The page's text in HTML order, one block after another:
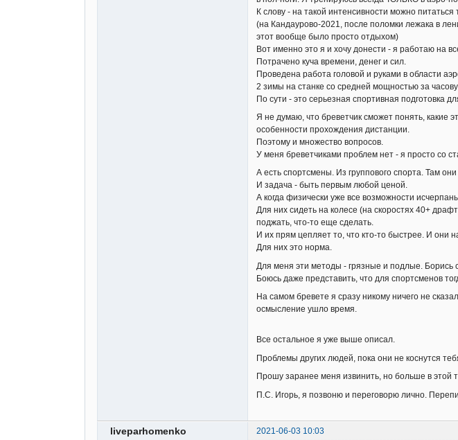
К слову - на такой интенсивности можно питаться
(на Кандаурово-2021, после поломки лежака в
этот вообще было просто отдыхом)
Вот именно это я и хочу донести - я работаю на
Потрачено куча времени, денег и сил.
Проведена работа головой и руками в области
2 зимы на станке со средней мощностью за
По сути - это серьезная спортивная подготовка
Я не думаю, что бреветчик сможет понять, какие
особенности прохождения дистанции.
Поэтому и множество вопросов.
У меня бреветчиками проблем нет - я просто со
А есть спортсмены. Из группового спорта. Там
И задача - быть первым любой ценой.
А когда физически уже все возможности
Для них сидеть на колесе (на скоростях 40+
поджать, что-то еще сделать.
И их прям цепляет то, что кто-то быстрее. И они
Для них это норма.
Для меня эти методы - грязные и подлые. Борись
Боюсь даже представить, что для спортсменов
На самом бревете я сразу никому ничего не
осмысление ушло время.
Все остальное я уже выше описал.
Проблемы других людей, пока они не коснутся
Прошу заранее меня извинить, но больше в этой
П.С. Игорь, я позвоню и переговорю лично.
liveparhomenko 2021-06-03 10:03